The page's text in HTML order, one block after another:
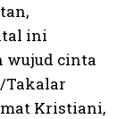
ini
wujud cinta
Takalar
Kristiani,